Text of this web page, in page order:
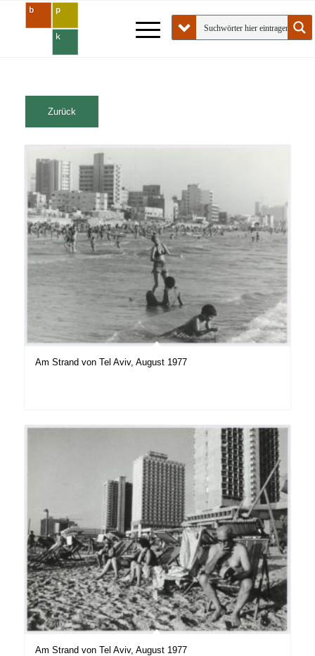
Am Strand von Tel Aviv, August 1977
Am Strand von Tel Aviv, August 1977